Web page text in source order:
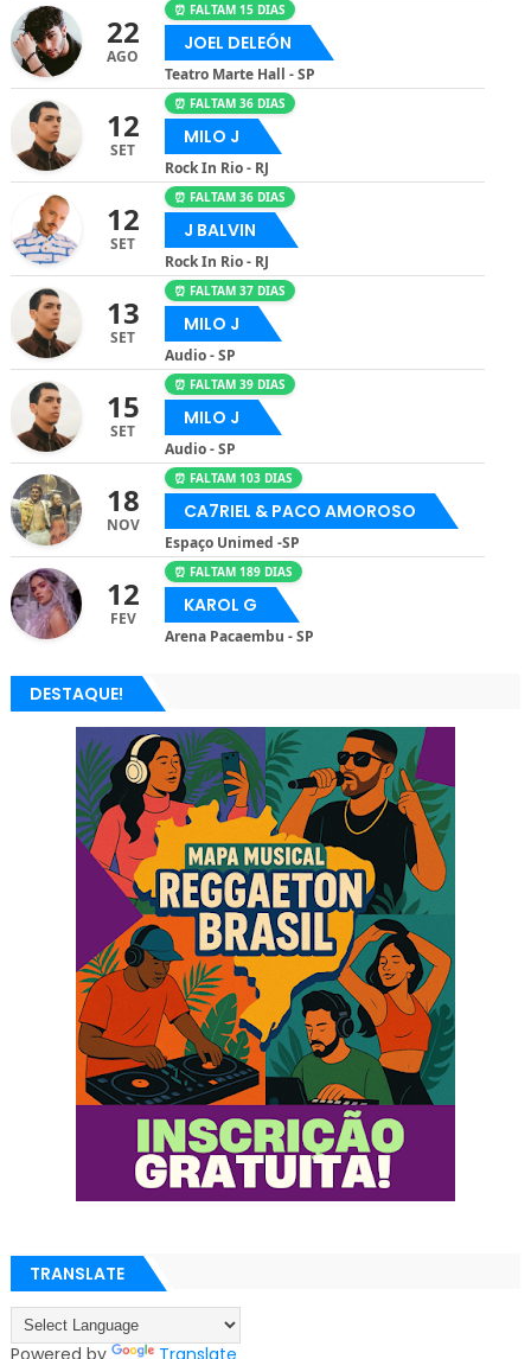
22
AGO
⏰ FALTAM 15 DIAS
JOEL DELEÓN
Teatro Marte Hall - SP
12
SET
⏰ FALTAM 36 DIAS
MILO J
Rock In Rio - RJ
12
SET
⏰ FALTAM 36 DIAS
J BALVIN
Rock In Rio - RJ
13
SET
⏰ FALTAM 37 DIAS
MILO J
Audio - SP
15
SET
⏰ FALTAM 39 DIAS
MILO J
Audio - SP
18
NOV
⏰ FALTAM 103 DIAS
CA7RIEL & PACO AMOROSO
Espaço Unimed -SP
12
FEV
⏰ FALTAM 189 DIAS
KAROL G
Arena Pacaembu - SP
DESTAQUE!
TRANSLATE
Powered by Translate